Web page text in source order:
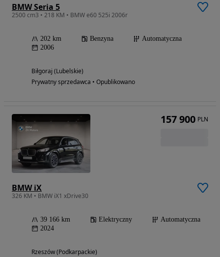
BMW Seria 5
2500 cm3 • 218 KM • BMW e60 525i 2006r
202 km Benzyna
Automatyczna
2006
Biłgoraj (Lubelskie)
Prywatny sprzedawca • Opublikowano
BMW iX
326 KM • BMW iX1 xDrive30
39 166 km Elektryczny
Automatyczna
2024
Rzeszów (Podkarpackie)
157 900 PLN